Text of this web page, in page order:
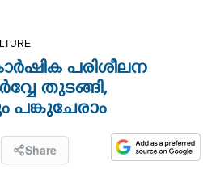
പരിശീലന
തുടങ്ങി,
Share